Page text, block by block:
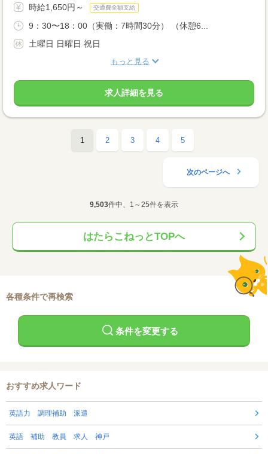
時給1,650円～ 交通費全額支給
9：30〜18：00（実働：7時間30分） （休憩6...
土曜日 日曜日 祝日
もっと見る
求人詳細を見る
1 2 3 4 5
次のページへ
9,503件中、1～25件を表示
はたらこねっとTOPへ
各種条件で再検索
条件を変更する
おすすめ求人ワード
英語力 調理補助 派遣
英語 補助 教員 求人 神戸